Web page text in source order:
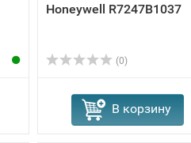
Honeywell R7247B1037
(0)
В корзину